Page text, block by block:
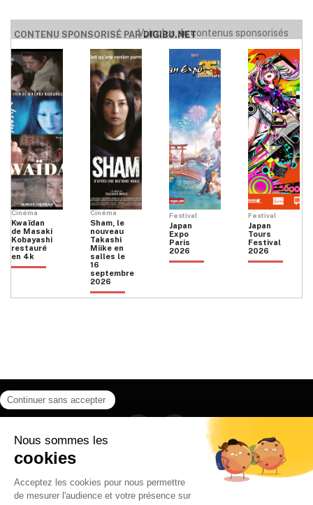
CONTENU SPONSORISÉ PARDIGIBU.NET
Voir plus de contenus sponsorisés
Cinéma
Kwaïdan
de Masaki
Kobayashi
restauré
en 4k
Cinéma
Sham, le
nouveau
Takashi
Miike en
salles le
16
septembre
2026
Festival
Japan
Expo
Paris
2026
Festival
Japan
Tours
Festival
2026
Instagram
CONTACT
POLITIQUE DE CONFIDENTIALITÉ